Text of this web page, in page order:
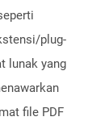
plug-
lunak yang
file PDF